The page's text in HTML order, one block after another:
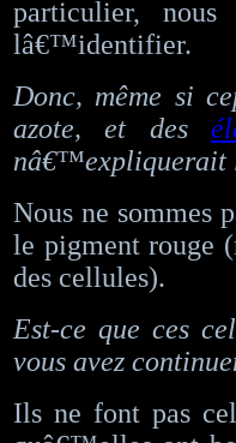
particulier,
lâ€™identifier.
Donc, même si
azote, et des
nâ€™expliquerait
Nous ne sommes
le pigment rouge
des cellules).
Est-ce que ces
vous avez
Ils ne font pas